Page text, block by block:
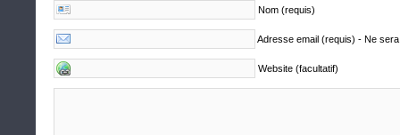
Nom (requis)
Adresse email (requis) - Ne
Website (facultatif)